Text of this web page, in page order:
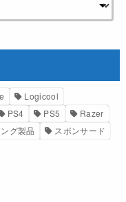
Logicool
PS4 PS5
Razer
グ製品
スポンサード